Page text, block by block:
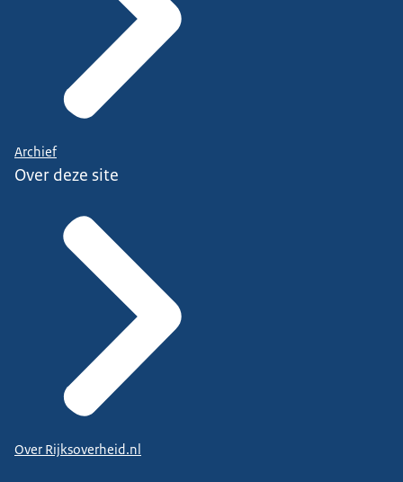
Archief
Over deze site
Over Rijksoverheid.nl